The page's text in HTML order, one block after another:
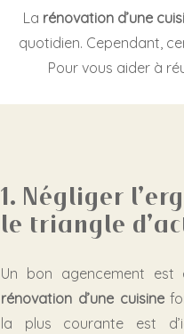
La rénovation d’une
quotidien. Cependant,
Pour vous aider à
1. Négliger
le triangle
Un bon agencement est
rénovation d’une cuisine
la plus courante est